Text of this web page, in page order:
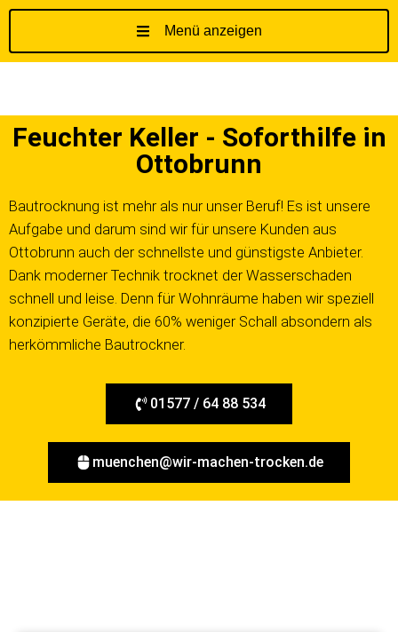
n
s
p
r
i
n
g
Menü anzeigen
Feuchter Keller - Soforthilfe in
Ottobrunn
Bautrocknung ist mehr als nur unser Beruf! Es ist unsere
Aufgabe und darum sind wir für unsere Kunden aus
Ottobrunn auch der schnellste und günstigste Anbieter.
Dank moderner Technik trocknet der Wasserschaden
schnell und leise. Denn für Wohnräume haben wir speziell
konzipierte Geräte, die 60% weniger Schall absondern als
herkömmliche Bautrockner.
01577 / 64 88 534
muenchen@wir-machen-trocken.de